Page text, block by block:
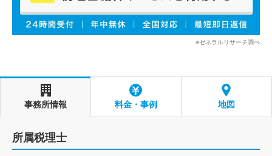
※ゼネラルリサーチ調べ
事務所情報 料金・事例 地図
所属税理士